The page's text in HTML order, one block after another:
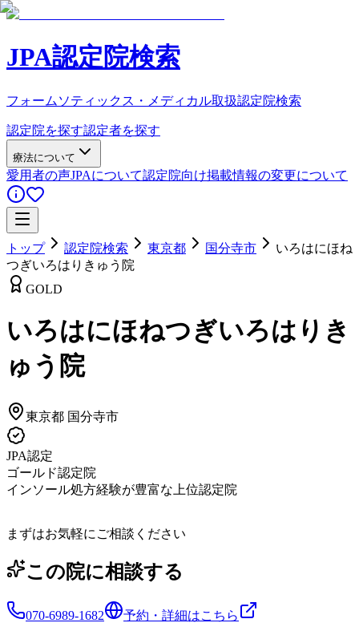
JPA認定院検索
フォームソティックス・メディカル取扱認定院検索
認定院を探す認定者を探す
療法について
愛用者の声JPAについて認定院向け掲載情報の変更について
トップ 認定院検索 東京都 国分寺市
いろはにほね
つぎいろはりきゅう院
GOLD
いろはにほねつぎいろはりき
ゅう院
東京都 国分寺市
JPA認定
ゴールド認定院
インソール処方経験が豊富な上位認定院
まずはお気軽にご相談ください
この院に相談する
070-6989-1682 予約・詳細はこちら